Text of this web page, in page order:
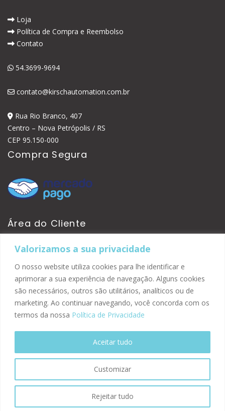
Valorizamos a sua privacidade
O nosso website utiliza cookies para lhe identificar e
aprimorar a sua experiência de navegação. Alguns cookies
são necessários, outros são utilitários, analíticos ou de
marketing. Ao continuar navegando, você concorda com os
termos da nossa Política de Privacidade
Customizar
Rejeitar tudo
Aceitar tudo
Loja
Política de Compra e Reembolso
Contato
54.3699-9694
contato@kirschautomation.com.br
Rua Rio Branco, 407
Centro – Nova Petrópolis / RS
CEP 95.150-000
Compra Segura
Área do Cliente
Minha Conta
Pedidos
Site Seguro
© 2026 Kirsch Automation